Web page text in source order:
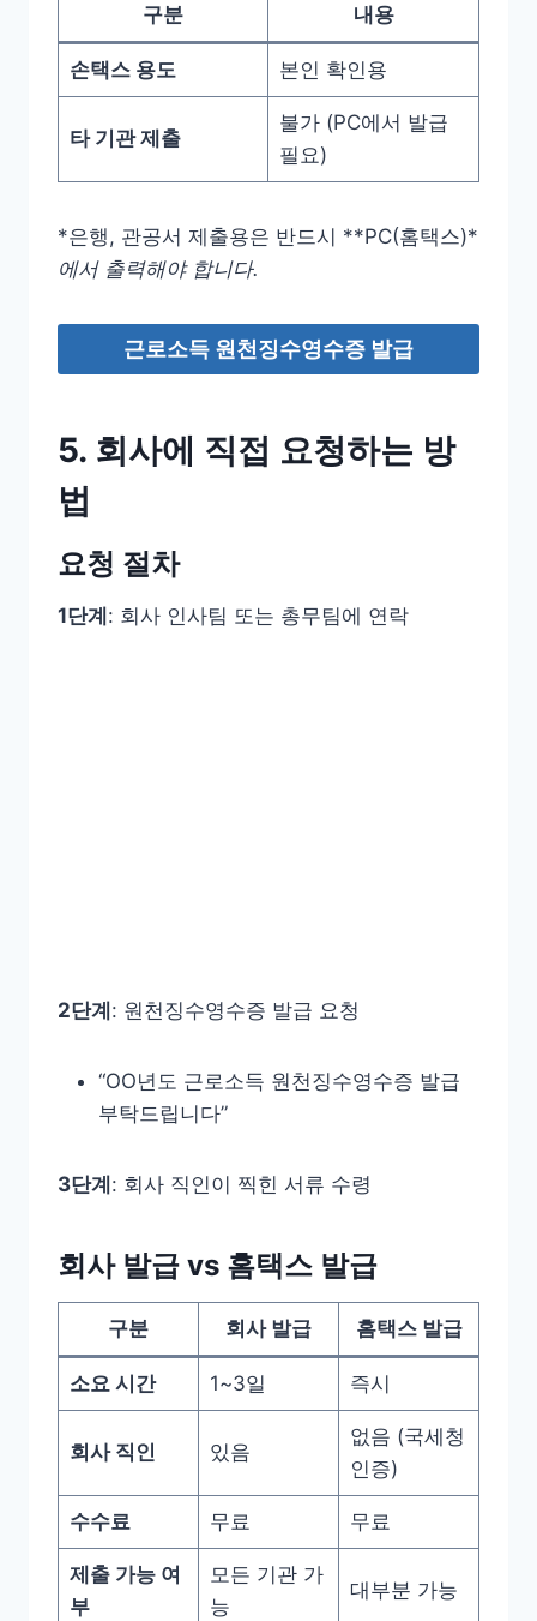
구분 내용
손택스 용도 본인 확인용
타 기관 제출
불가 (PC에서 발급
필요)
*은행, 관공서 제출용은 반드시 **PC(홈택스)*
에서 출력해야 합니다.
근로소득 원천징수영수증 발급
5. 회사에 직접 요청하는 방
법
요청 절차
1단계 : 회사 인사팀 또는 총무팀에 연락
2단계 : 원천징수영수증 발급 요청
“OO년도 근로소득 원천징수영수증 발급
부탁드립니다”
3단계 : 회사 직인이 찍힌 서류 수령
회사 발급 vs 홈택스 발급
구분 회사 발급 홈택스 발급
소요 시간 1~3일 즉시
회사 직인 있음
없음 (국세청
인증)
수수료 무료 무료
제출 가능 여
부
모든 기관 가
능
대부분 가능